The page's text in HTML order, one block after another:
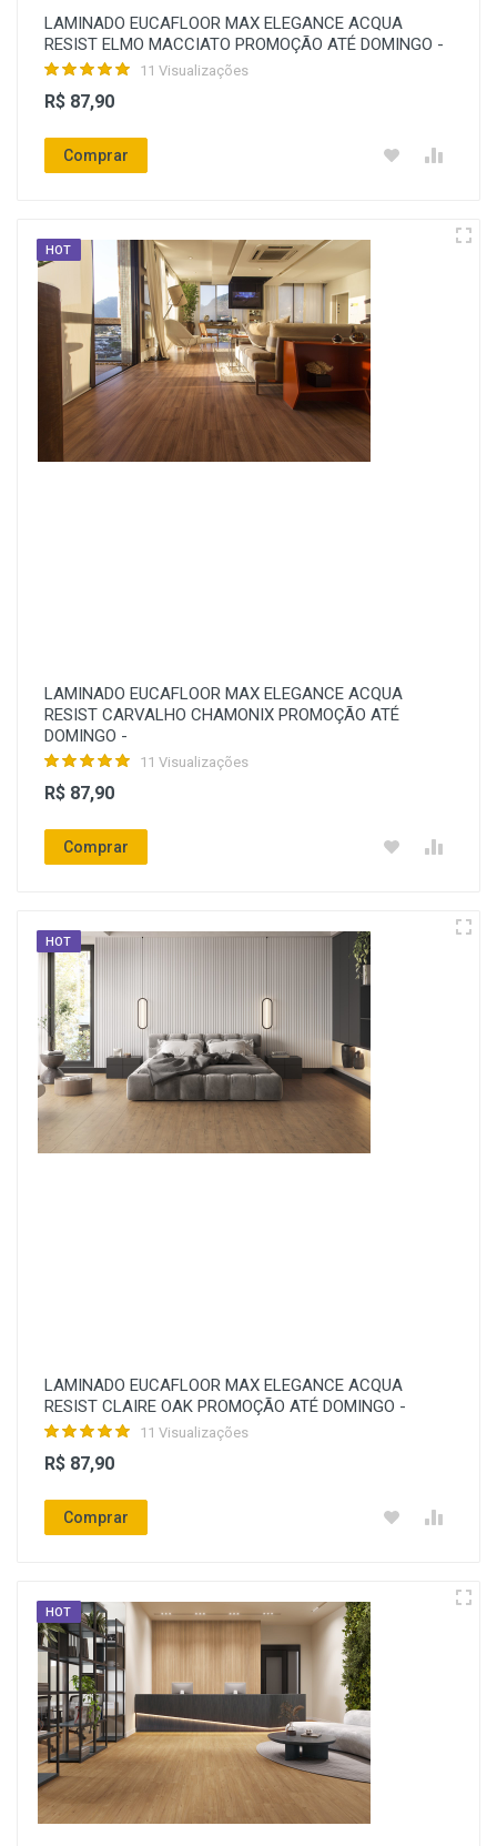
LAMINADO EUCAFLOOR MAX ELEGANCE ACQUA
RESIST ELMO MACCIATO PROMOÇÃO ATÉ DOMINGO -
11 Visualizações
R$ 87,90
Comprar
HOT
LAMINADO EUCAFLOOR MAX ELEGANCE ACQUA
RESIST CARVALHO CHAMONIX PROMOÇÃO ATÉ
DOMINGO -
11 Visualizações
R$ 87,90
Comprar
HOT
LAMINADO EUCAFLOOR MAX ELEGANCE ACQUA
RESIST CLAIRE OAK PROMOÇÃO ATÉ DOMINGO -
11 Visualizações
R$ 87,90
Comprar
HOT